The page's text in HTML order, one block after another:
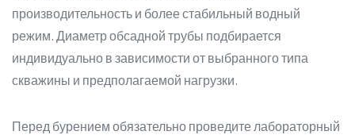
производительность и более стабильный водный
режим. Диаметр обсадной трубы подбирается
индивидуально в зависимости от выбранного типа
скважины и предполагаемой нагрузки.
Перед бурением обязательно проведите лабораторный